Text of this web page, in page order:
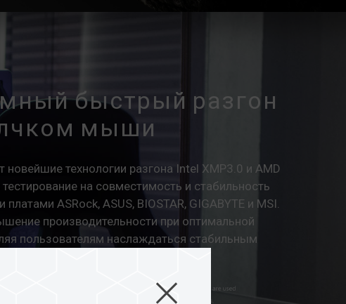
быстрый разгон
мыши
технологии разгона Intel XMP3.0 и AMD
на совместимость и стабильность
ASRock, ASUS, BIOSTAR, GIGABYTE и MSI.
производительности при оптимальной
пользователям наслаждаться стабильным